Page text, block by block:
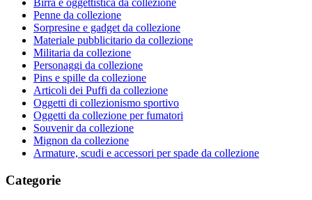
Birra e oggettistica da collezione
Penne da collezione
Sorpresine e gadget da collezione
Materiale pubblicitario da collezione
Militaria da collezione
Personaggi da collezione
Pins e spille da collezione
Articoli dei Puffi da collezione
Oggetti di collezionismo sportivo
Oggetti da collezione per fumatori
Souvenir da collezione
Mignon da collezione
Armature, scudi e accessori per spade da collezione
Categorie